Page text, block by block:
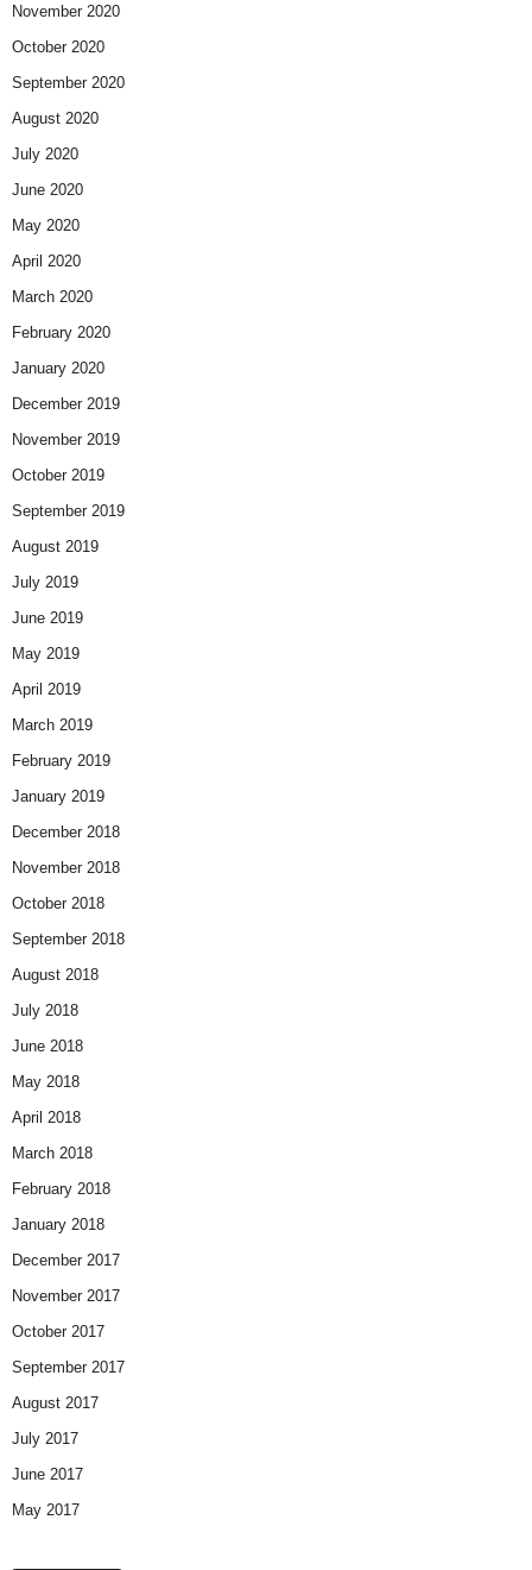
November 2020
October 2020
September 2020
August 2020
July 2020
June 2020
May 2020
April 2020
March 2020
February 2020
January 2020
December 2019
November 2019
October 2019
September 2019
August 2019
July 2019
June 2019
May 2019
April 2019
March 2019
February 2019
January 2019
December 2018
November 2018
October 2018
September 2018
August 2018
July 2018
June 2018
May 2018
April 2018
March 2018
February 2018
January 2018
December 2017
November 2017
October 2017
September 2017
August 2017
July 2017
June 2017
May 2017